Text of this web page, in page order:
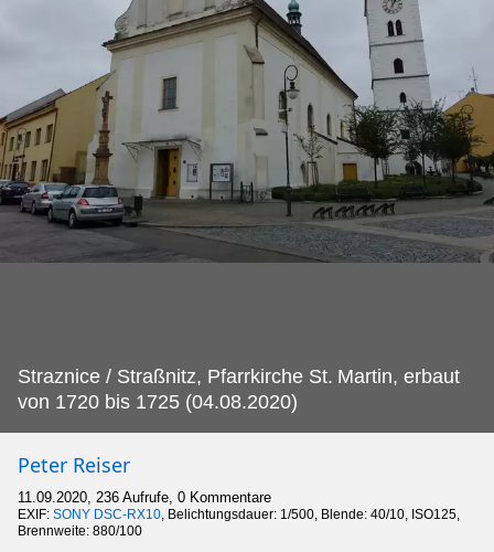
Straznice / Straßnitz, Pfarrkirche St. Martin, erbaut
von 1720 bis 1725 (04.08.2020)
Peter Reiser
11.09.2020, 236 Aufrufe, 0 Kommentare
EXIF: SONY DSC-RX10, Belichtungsdauer: 1/500, Blende: 40/10, ISO125,
Brennweite: 880/100